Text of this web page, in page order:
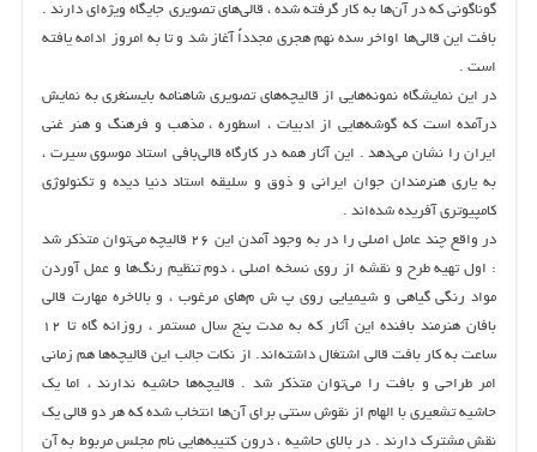
گوناگونی كه در آن‌ها به كار گرفته شده‌ ، قالی‌های تصویری جایگاه ویژه‌ای دارند .
بافت این قالی‌ها اواخر سده نهم هجری مجدداً آغاز شد و تا به امروز ادامه یافته
است‌ .
در این نمایشگاه نمونه‌هایی از قالیچه‌های تصویری شاهنامه بایسنغری به نمایش
درآمده است كه گوشه‌هایی از ادبیات‌ ، اسطوره‌ ، مذهب و فرهنگ و هنر غنی
ایران را نشان می‌دهد . این آثار همه در كارگاه قالی‌بافی استاد موسوی سیرت‌ ،
به یاری هنرمندان جوان ایرانی و ذوق و سلیقه استاد دنیا دیده و تكنولوژی
كامپیوتری آفریده شده‌اند .
در واقع چند عامل اصلی را در به وجود آمدن این ۲۶ قالیچه می‌توان متذكر شد
: اول تهیه طرح و نقشه از روی نسخه اصلی‌ ، دوم تنظیم رنگ‌ها و عمل آوردن
مواد رنگی گیاهی و شیمیایی روی پ ش م‌های مرغوب‌ ، و بالاخره مهارت قالی
بافان هنرمند بافنده این آثار كه به مدت پنج سال مستمر ، روزانه گاه تا ۱۲
ساعت به كار بافت قالی اشتغال داشته‌اند. از نكات جالب این قالیچه‌ها هم زمانی
امر طراحی و بافت را می‌توان متذكر شد . قالیچه‌ها حاشیه ندارند ، اما یك
حاشیه تشعیری با الهام از نقوش سنتی برای آن‌ها انتخاب شده كه هر دو قالی یك
نقش مشترک دارند . در بالای حاشیه‌ ، درون كتیبه‌هایی نام مجلس مربوط به آن